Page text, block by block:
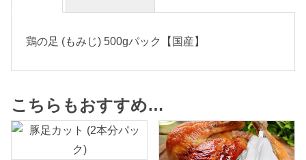
鶏の足 (もみじ) 500gパック【国産】
こちらもおすすめ…